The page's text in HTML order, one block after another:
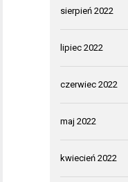
sierpień 2022
lipiec 2022
czerwiec 2022
maj 2022
kwiecień 2022